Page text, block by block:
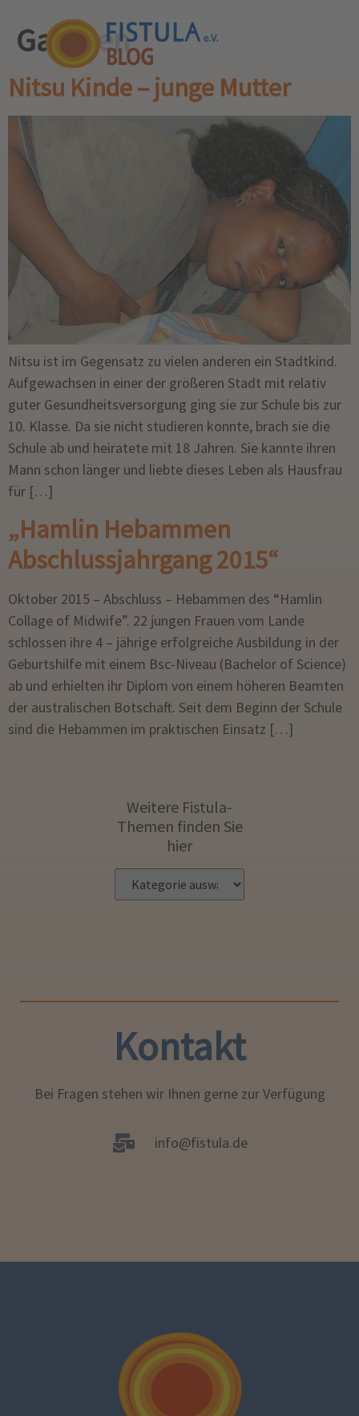
Galerien
Nitsu Kinde – junge Mutter
Nitsu ist im Gegensatz zu vielen anderen ein Stadtkind.
Aufgewachsen in einer der größeren Stadt mit relativ
guter Gesundheitsversorgung ging sie zur Schule bis zur
10. Klasse. Da sie nicht studieren konnte, brach sie die
Schule ab und heiratete mit 18 Jahren. Sie kannte ihren
Mann schon länger und liebte dieses Leben als Hausfrau
für […]
„Hamlin Hebammen
Abschlussjahrgang 2015“
Oktober 2015 – Abschluss – Hebammen des “Hamlin
Collage of Midwife”. 22 jungen Frauen vom Lande
schlossen ihre 4 – jährige erfolgreiche Ausbildung in der
Geburtshilfe mit einem Bsc-Niveau (Bachelor of Science)
ab und erhielten ihr Diplom von einem höheren Beamten
der australischen Botschaft. Seit dem Beginn der Schule
sind die Hebammen im praktischen Einsatz […]
Weitere Fistula-
Themen finden Sie
hier
Kontakt
Bei Fragen stehen wir Ihnen gerne zur Verfügung
info@fistula.de